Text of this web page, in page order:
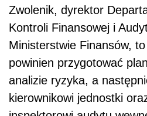
Zwolenik, dyrektor
Kontroli Finansowej i
Ministerstwie Finansów,
powinien przygotować
analizie ryzyka, a
kierownikowi jednostki